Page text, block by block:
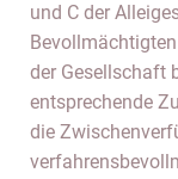
und C der
der Gesellschaft
entsprechende
die